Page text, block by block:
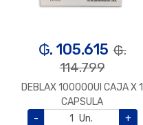
₲. 105.615 ₲.
114.799
DEBLAX 100000UI CAJA X 1
CAPSULA
-
Un. +